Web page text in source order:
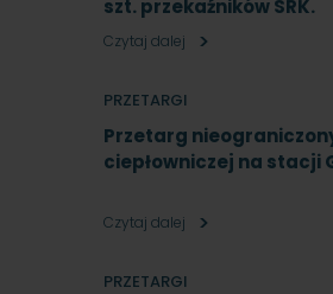
szt. przekaźników SRK.
Czytaj dalej
PRZETARGI
Przetarg
ciepłowniczej na stacji
Czytaj dalej
PRZETARGI